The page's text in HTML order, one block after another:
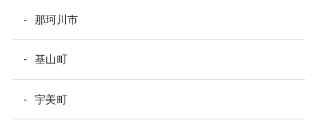
那珂川市
基山町
宇美町